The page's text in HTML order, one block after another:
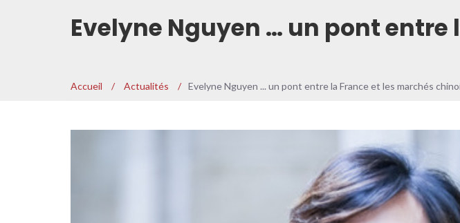
Evelyne Nguyen … un pont
Accueil / Actualités / Evelyne Nguyen ... un pont entre la France et les marchés